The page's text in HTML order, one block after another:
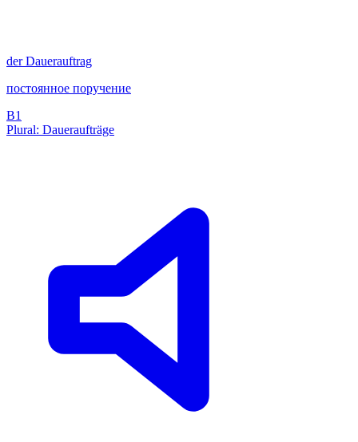
derDauerauftrag
постоянное поручение
B1
Plural: Daueraufträge